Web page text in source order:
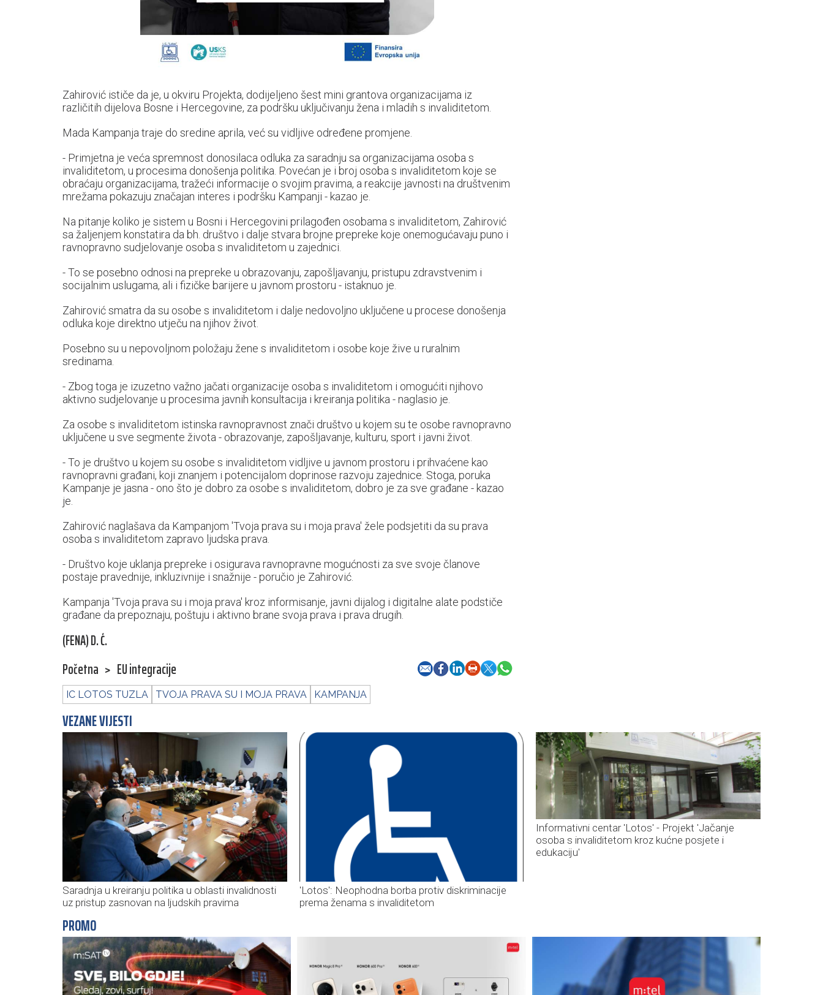
Zahirović ističe da je, u okviru Projekta, dodijeljeno šest mini grantova organizacijama iz
različitih dijelova Bosne i Hercegovine, za podršku uključivanju žena i mladih s invaliditetom.
Mada Kampanja traje do sredine aprila, već su vidljive određene promjene.
- Primjetna je veća spremnost donosilaca odluka za saradnju sa organizacijama osoba s
invaliditetom, u procesima donošenja politika. Povećan je i broj osoba s invaliditetom koje se
obraćaju organizacijama, tražeći informacije o svojim pravima, a reakcije javnosti na društvenim
mrežama pokazuju značajan interes i podršku Kampanji - kazao je.
Na pitanje koliko je sistem u Bosni i Hercegovini prilagođen osobama s invaliditetom, Zahirović
sa žaljenjem konstatira da bh. društvo i dalje stvara brojne prepreke koje onemogućavaju puno i
ravnopravno sudjelovanje osoba s invaliditetom u zajednici.
- To se posebno odnosi na prepreke u obrazovanju, zapošljavanju, pristupu zdravstvenim i
socijalnim uslugama, ali i fizičke barijere u javnom prostoru - istaknuo je.
Zahirović smatra da su osobe s invaliditetom i dalje nedovoljno uključene u procese donošenja
odluka koje direktno utječu na njihov život.
Posebno su u nepovoljnom položaju žene s invaliditetom i osobe koje žive u ruralnim
sredinama.
- Zbog toga je izuzetno važno jačati organizacije osoba s invaliditetom i omogućiti njihovo
aktivno sudjelovanje u procesima javnih konsultacija i kreiranja politika - naglasio je.
Za osobe s invaliditetom istinska ravnopravnost znači društvo u kojem su te osobe ravnopravno
uključene u sve segmente života - obrazovanje, zapošljavanje, kulturu, sport i javni život.
- To je društvo u kojem su osobe s invaliditetom vidljive u javnom prostoru i prihvaćene kao
ravnopravni građani, koji znanjem i potencijalom doprinose razvoju zajednice. Stoga, poruka
Kampanje je jasna - ono što je dobro za osobe s invaliditetom, dobro je za sve građane - kazao
je.
Zahirović naglašava da Kampanjom 'Tvoja prava su i moja prava' žele podsjetiti da su prava
osoba s invaliditetom zapravo ljudska prava.
- Društvo koje uklanja prepreke i osigurava ravnopravne mogućnosti za sve svoje članove
postaje pravednije, inkluzivnije i snažnije - poručio je Zahirović.
Kampanja 'Tvoja prava su i moja prava' kroz informisanje, javni dijalog i digitalne alate podstiče
građane da prepoznaju, poštuju i aktivno brane svoja prava i prava drugih.
(FENA) D. Ć.
Početna > EU integracije
IC LOTOS TUZLA TVOJA PRAVA SU I MOJA PRAVA KAMPANJA
VEZANE VIJESTI
Saradnja u kreiranju politika u oblasti invalidnosti
uz pristup zasnovan na ljudskih pravima
'Lotos': Neophodna borba protiv diskriminacije
prema ženama s invaliditetom
Informativni centar 'Lotos' - Projekt 'Jačanje
osoba s invaliditetom kroz kućne posjete i
edukaciju'
PROMO